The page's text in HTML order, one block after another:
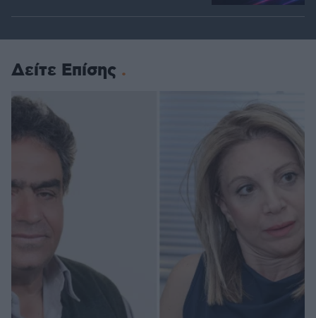
Δείτε Επίσης